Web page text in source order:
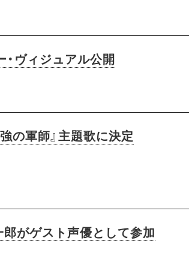
・ヴィジュアル公開
の軍師』主題歌に決定
がゲスト声優として参加